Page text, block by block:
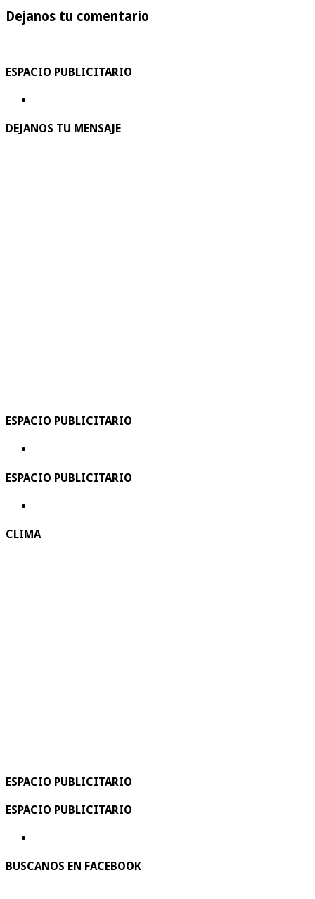
Dejanos tu comentario
ESPACIO PUBLICITARIO
DEJANOS TU MENSAJE
ESPACIO PUBLICITARIO
ESPACIO PUBLICITARIO
CLIMA
ESPACIO PUBLICITARIO
ESPACIO PUBLICITARIO
BUSCANOS EN FACEBOOK